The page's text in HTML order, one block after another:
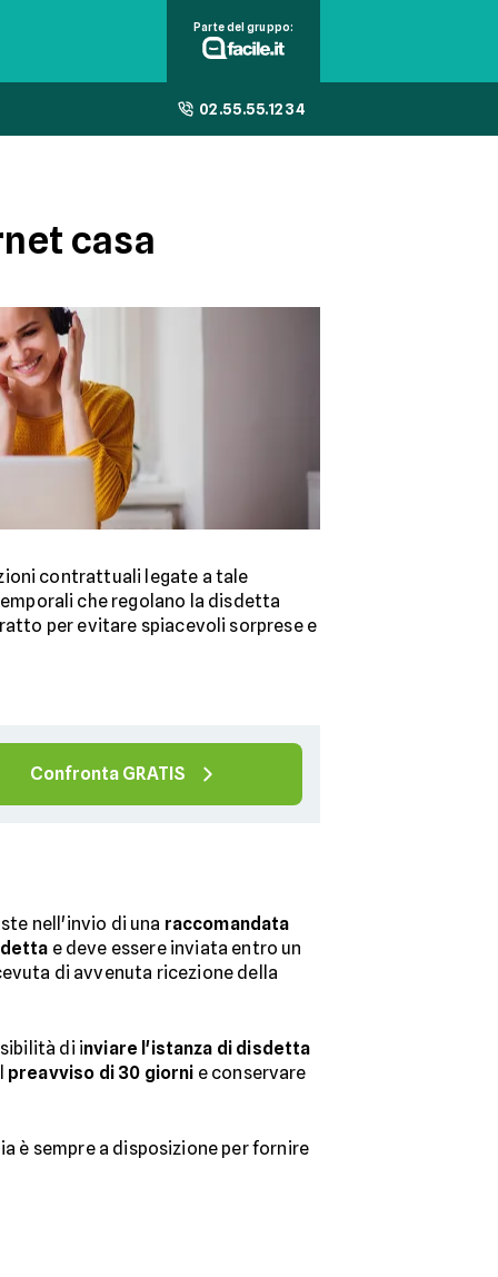
02.55.55.1234
Parte del gruppo:
casa
contrattuali legate a tale
che regolano la disdetta
per evitare spiacevoli sorprese e
Confronta GRATIS
nell'invio di una raccomandata
e deve essere inviata entro un
di avvenuta ricezione della
di inviare l'istanza di disdetta
preavviso di 30 giorni e conservare
è sempre a disposizione per fornire